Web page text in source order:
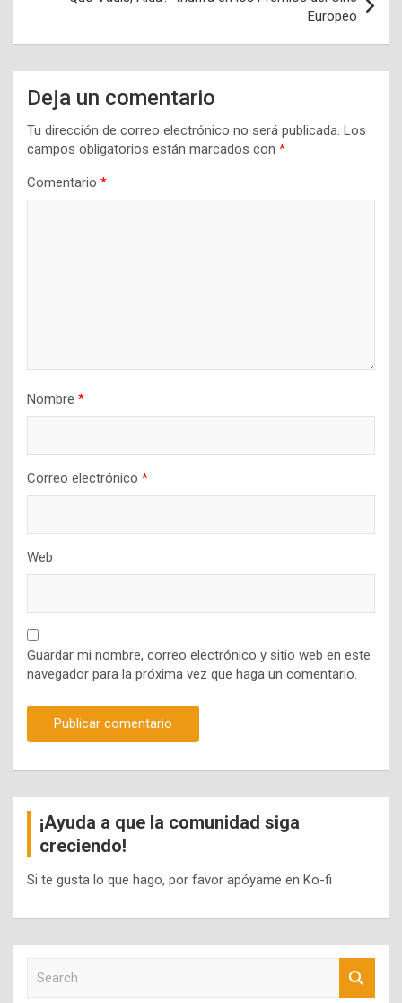
Europeo
Deja un comentario
Tu dirección de correo electrónico no será publicada. Los
campos obligatorios están marcados con *
Comentario *
Nombre *
Correo electrónico *
Web
Guardar mi nombre, correo electrónico y sitio web en este
navegador para la próxima vez que haga un comentario.
¡Ayuda a que la comunidad siga
creciendo!
Si te gusta lo que hago, por favor apóyame en Ko-fi